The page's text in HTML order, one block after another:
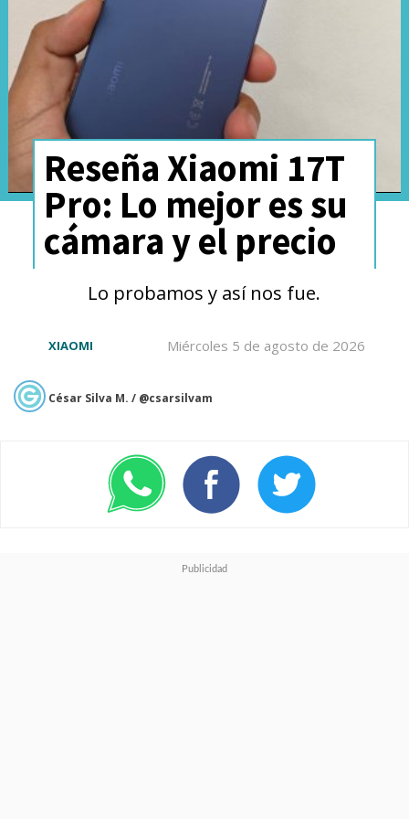
aunque sin llegar al nivel de
modelos gamer de 120 Hz.
sistema
Reseña Xiaomi 17T
Pro: Lo mejor es su
cámara y el precio
Lo probamos y así nos fue.
Miércoles 5 de agosto de 2026
XIAOMI
César Silva M. / @csarsilvam